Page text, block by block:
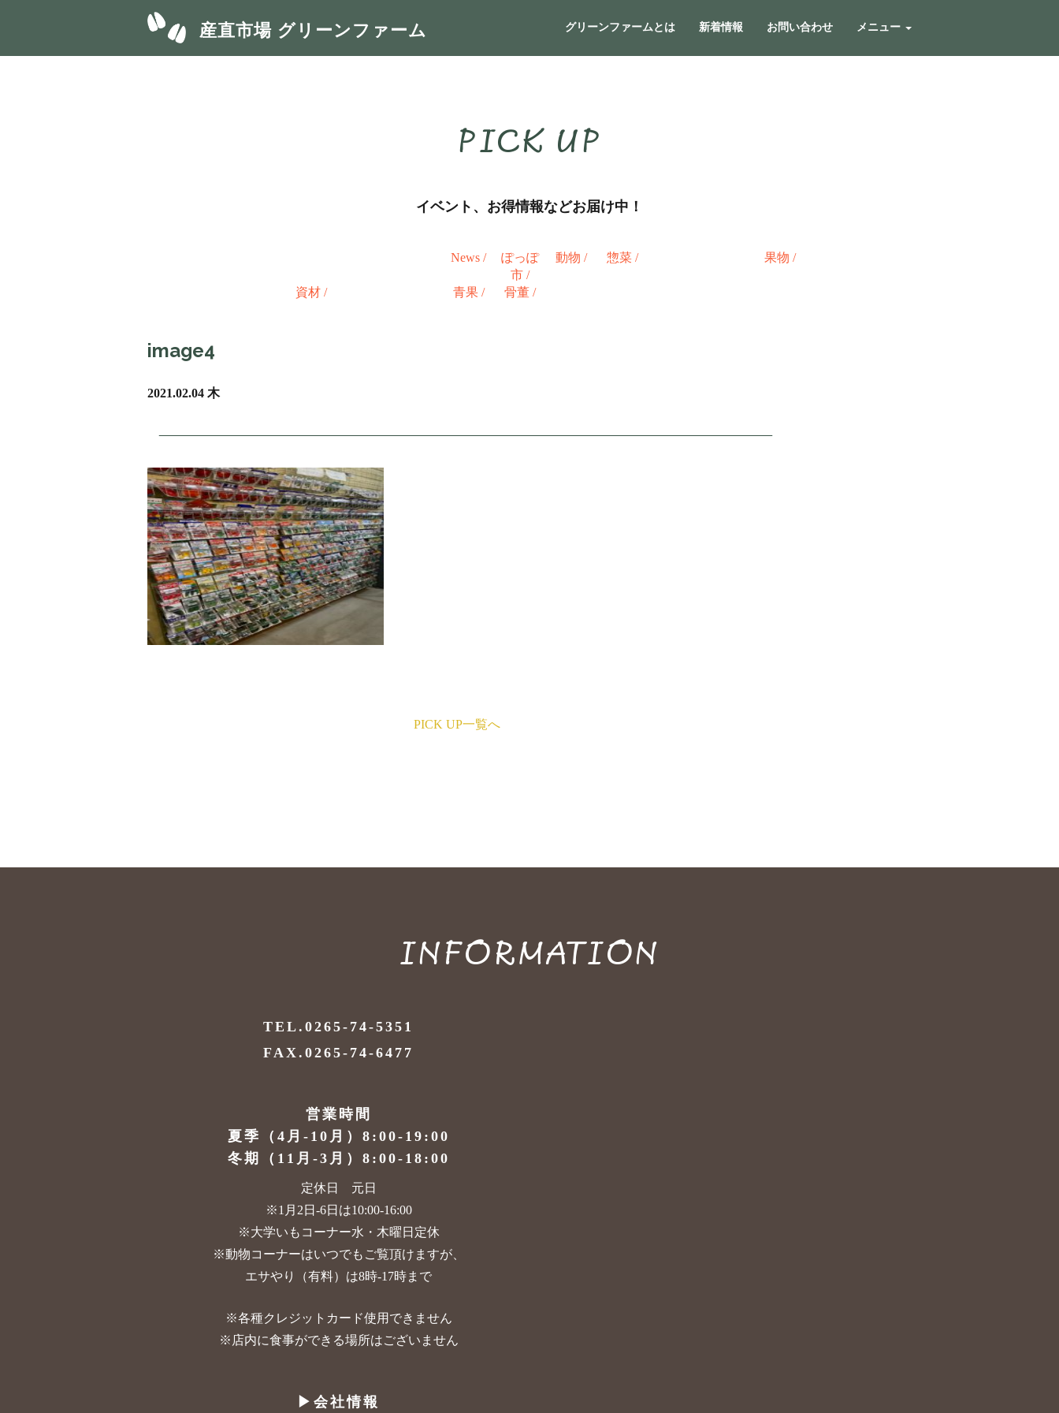
産直市場 グリーンファーム グリーンファームとは 新着情報 お問い合わせ メニュー
PICK UP
イベント、お得情報などお届け中！
News /
ぽっぽ
市 /
動物 / 惣菜 / 果物 /
資材 / 青果 / 骨董 /
image4
2021.02.04 木
PICK UP一覧へ
INFORMATION
TEL.0265-74-5351
FAX.0265-74-6477
営業時間
夏季（4月-10月） 8:00-19:00
冬期（11月-3月） 8:00-18:00
定休日 元日
※1月2日-6日は10:00-16:00
※大学いもコーナー水・木曜日定休
※動物コーナーはいつでもご覧頂けますが、
エサやり（有料）は8時-17時まで
※各種クレジットカード使用できません
※店内に食事ができる場所はございません
▶︎会社情報